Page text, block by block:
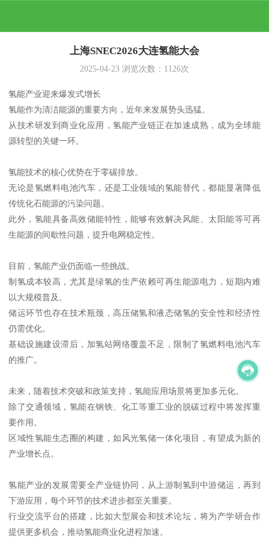
上海SNEC2026大连氢能大会
2025-04-23 浏览次数： 1126次
氢能产业迎来爆发式增长
氢能作为清洁能源的重要方向，近年来发展势头迅猛。
从技术研发到商业化应用，氢能产业链正在加速成熟，成为全球能
源转型的关键一环。
氢能技术的核心优势在于零碳排放。
无论是氢燃料电池汽车，还是工业领域的氢能替代，都能显著降低
传统化石能源的污染问题。
此外，氢能具备高效储能特性，能够有效解决风能、太阳能等可再
生能源的间歇性问题，提升电网稳定性。
目前，氢能产业仍面临一些挑战。
制氢成本较高，尤其是绿氢的生产依赖可再生能源电力，短期内难
以大规模普及。
储运环节也存在技术瓶颈，高压储氢和液态储氢的安全性和经济性
仍需优化。
基础设施建设滞后，加氢站网络覆盖不足，限制了氢燃料电池汽车
的推广。
未来，随着技术突破和政策支持，氢能应用场景将更加多元化。
除了交通领域，氢能在钢铁、化工等重工业的脱碳过程中将发挥重
要作用。
区域性氢能生态圈的构建，如风光氢储一体化项目，有望成为新的
产业增长点。
氢能产业的发展需要全产业链协同，从上游制氢到中游储运，再到
下游应用，每个环节的技术进步都至关重要。
行业交流平台的搭建，比如大型展会和技术论坛，将为产学研合作
提供更多机会，推动氢能商业化进程加速。